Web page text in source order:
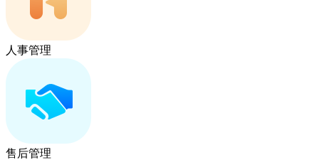
人事管理
售后管理